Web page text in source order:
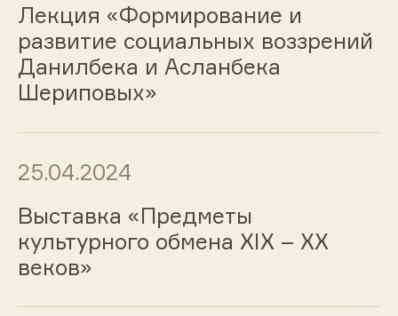
Лекция «Формирование и
развитие социальных воззрений
Данилбека и Асланбека
Шериповых»
25.04.2024
Выставка «Предметы
культурного обмена ХIХ – ХХ
веков»